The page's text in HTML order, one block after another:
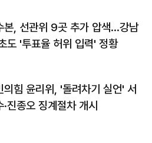
본, 선관위 9곳 추가 압색…강남
도 '투표율 허위 입력' 정황
의힘 윤리위, '돌려차기 실언' 서
·진종오 징계절차 개시